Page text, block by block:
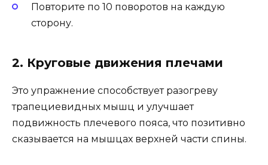
Повторите по 10 поворотов на каждую
сторону.
2. Круговые движения плечами
Это упражнение способствует разогреву
трапециевидных мышц и улучшает
подвижность плечевого пояса, что позитивно
сказывается на мышцах верхней части спины.